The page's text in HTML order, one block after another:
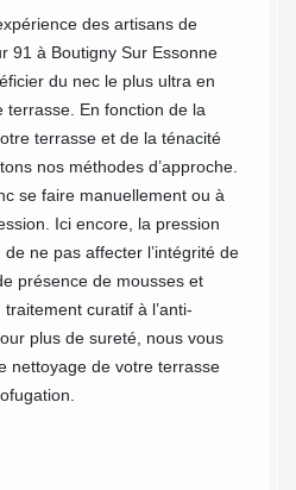
des artisans de
91 à Boutigny Sur Essonne
du nec le plus ultra en
terrasse. En fonction de la
terrasse et de la ténacité
nos méthodes d’approche.
se faire manuellement ou à
Ici encore, la pression
ne pas affecter l’intégrité de
présence de mousses et
curatif à l’anti-
plus de sureté, nous vous
nettoyage de votre terrasse